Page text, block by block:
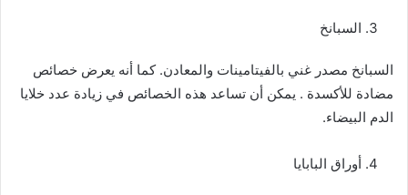
السبانخ
السبانخ مصدر غني بالفيتامينات والمعادن. كما أنه يعرض خصائص
مضادة للأكسدة . يمكن أن تساعد هذه الخصائص في زيادة عدد خلايا
الدم البيضاء.
أوراق البابايا